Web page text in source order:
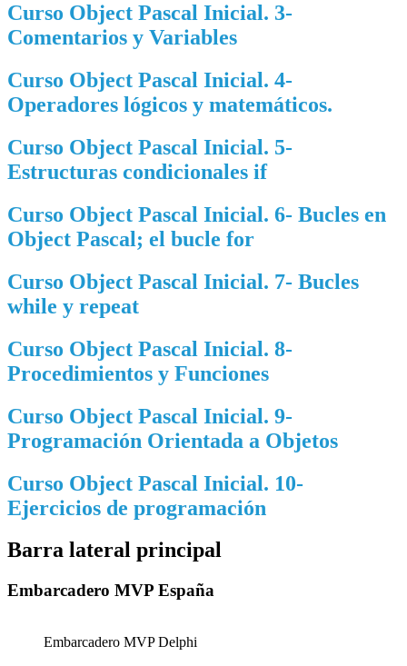
Curso Object Pascal Inicial. 3-
Comentarios y Variables
Curso Object Pascal Inicial. 4-
Operadores lógicos y matemáticos.
Curso Object Pascal Inicial. 5-
Estructuras condicionales if
Curso Object Pascal Inicial. 6- Bucles en
Object Pascal; el bucle for
Curso Object Pascal Inicial. 7- Bucles
while y repeat
Curso Object Pascal Inicial. 8-
Procedimientos y Funciones
Curso Object Pascal Inicial. 9-
Programación Orientada a Objetos
Curso Object Pascal Inicial. 10-
Ejercicios de programación
Barra lateral principal
Embarcadero MVP España
Embarcadero MVP Delphi